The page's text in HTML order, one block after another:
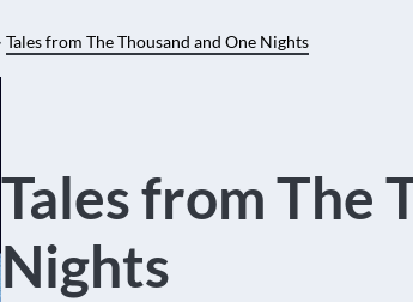
Tales from The Thousand and One Nights
Tales from The
Nights